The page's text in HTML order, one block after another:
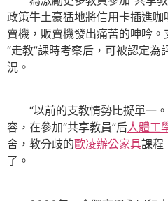
政策牛土豪猛地將信用卡插進
賣機，販賣機發出痛苦的呻吟
“走教”課時考察后，可被認定為
況。
“以前的支教情勢比擬單一。
容，在參加“共享教員”后人體工
舍，教分歧的歐凌辦公家具課程
了。